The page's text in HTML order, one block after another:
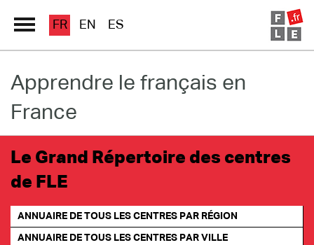
Grand Répertoire
Immersion France
Le français en ligne
Les pages PRO
FR EN ES
Apprendre le français en
France
Le Grand Répertoire des centres
de FLE
ANNUAIRE DE TOUS LES CENTRES PAR RÉGION
ANNUAIRE DE TOUS LES CENTRES PAR VILLE